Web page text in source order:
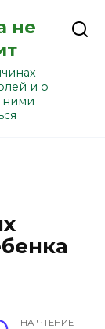
не
и о
ними
НА ЧТЕНИЕ